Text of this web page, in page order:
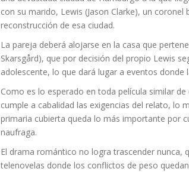
con su marido, Lewis (Jason Clarke), un
reconstrucción de esa ciudad.
La pareja deberá alojarse en la casa que
Skarsgård), que por decisión del propio Lewis
adolescente, lo que dará lugar a eventos
Como es lo esperado en toda película similar
cumple a cabalidad las exigencias del relato, lo
primaria cubierta queda lo más importante por
naufraga.
El drama romántico no logra trascender nunca,
telenovelas donde los conflictos de peso